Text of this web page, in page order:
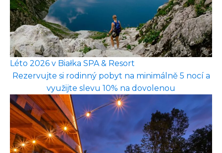
Léto 2026 v Białka SPA & Resort
Rezervujte si rodinný pobyt na minimálně 5 nocí a
využijte slevu 10% na dovolenou